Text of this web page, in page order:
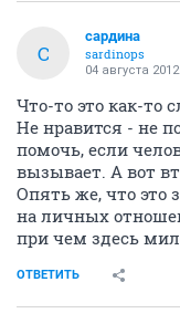
С
сардина
sardinops
04 августа 2012
Что-то это как-то
Не нравится - не
помочь, если
вызывает. А вот
Опять же, что это
на личных
при чем здесь
ОТВЕТИТЬ